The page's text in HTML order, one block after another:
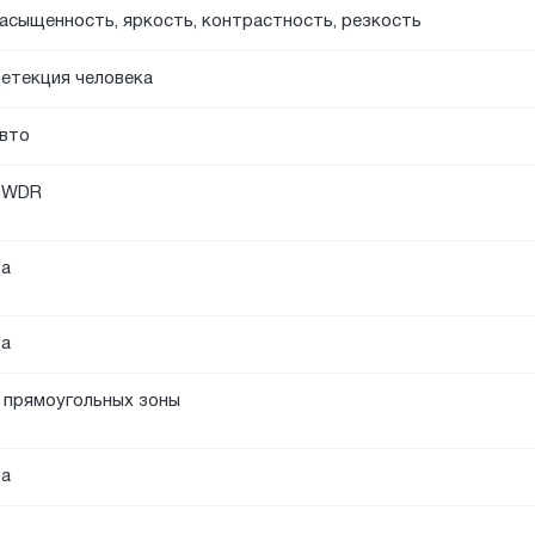
яркость, контрастность, резкость
человека
прямоугольных зоны